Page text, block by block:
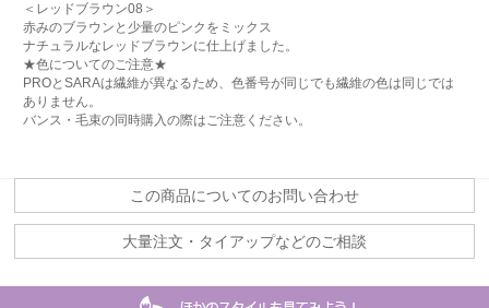
＜レッドブラウン08＞
赤みのブラウンと少量のピンクをミックス
ナチュラルなレッドブラウンに仕上げました。
★色についてのご注意★
PROとSARAは繊維が異なるため、色番号が同じでも繊維の色は同じでは
ありません。
バンス・毛束の同時購入の際はご注意ください。
この商品についてのお問い合わせ
大量注文・タイアップなどのご相談